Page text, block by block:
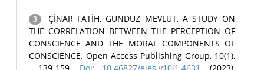
3
ÇİNAR FATİH, GÜNDÜZ MEVLÜT, A STUDY ON
THE CORRELATION BETWEEN THE PERCEPTION OF
CONSCIENCE AND THE MORAL COMPONENTS OF
CONSCIENCE. Open Access Publishing Group, 10(1),
, 139-159. Doi: 10.46827/ejes.v10i1.4631 , (2023),